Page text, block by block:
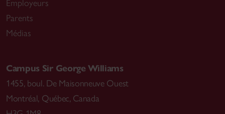
Employeurs
Parents
Médias
Campus Sir George Williams
1455, boul. De Maisonneuve Ouest
Montréal, Québec, Canada